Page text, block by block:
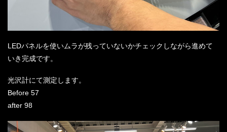
LEDパネルを使いムラが残っていないかチェックしながら進めて
いき完成です。
光沢計にて測定します。
Before 57
after 98